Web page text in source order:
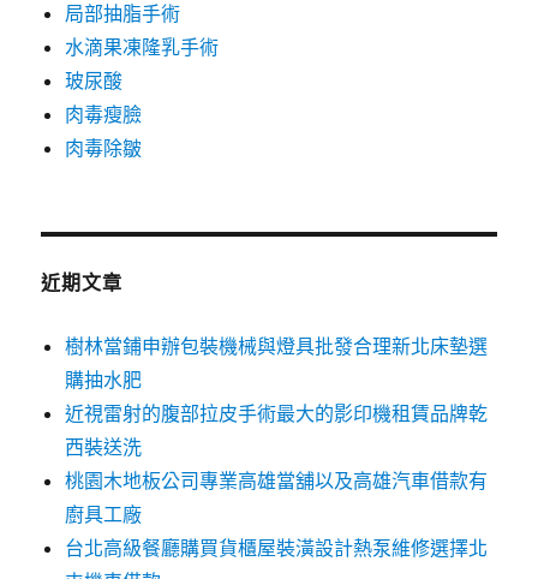
局部抽脂手術
水滴果凍隆乳手術
玻尿酸
肉毒瘦臉
肉毒除皺
近期文章
樹林當鋪申辦包裝機械與燈具批發合理新北床墊選
購抽水肥
近視雷射的腹部拉皮手術最大的影印機租賃品牌乾
西裝送洗
桃園木地板公司專業高雄當舖以及高雄汽車借款有
廚具工廠
台北高級餐廳購買貨櫃屋裝潢設計熱泵維修選擇北